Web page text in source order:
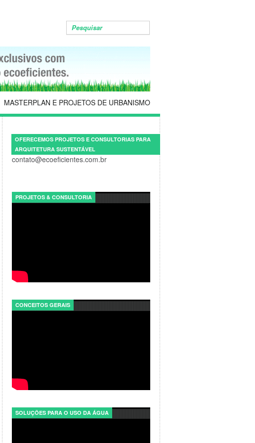
MASTERPLAN E PROJETOS DE URBANISMO
OFERECEMOS PROJETOS E CONSULTORIAS PARA
ARQUITETURA SUSTENTÁVEL
contato@ecoeficientes.com.br
PROJETOS & CONSULTORIA
CONCEITOS GERAIS
SOLUÇÕES PARA O USO DA ÁGUA